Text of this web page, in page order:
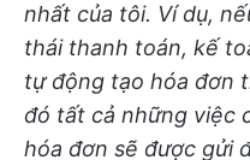
nhất của tôi. Ví dụ,
thái thanh toán, kế
tự động tạo hóa đơn
đó tất cả những việc
hóa đơn sẽ được gửi